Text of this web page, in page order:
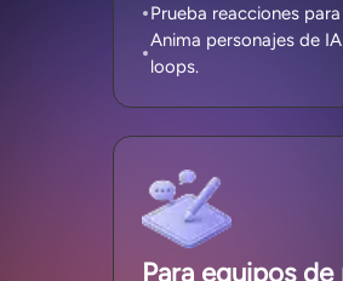
Prueba reacciones
Anima personajes de
loops.
Para equipos